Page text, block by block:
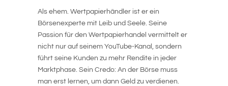
Als ehem. Wertpapierhändler ist er ein
Börsenexperte mit Leib und Seele. Seine
Passion für den Wertpapierhandel vermittelt er
nicht nur auf seinem YouTube-Kanal, sondern
führt seine Kunden zu mehr Rendite in jeder
Marktphase. Sein Credo: An der Börse muss
man erst lernen, um dann Geld zu verdienen.